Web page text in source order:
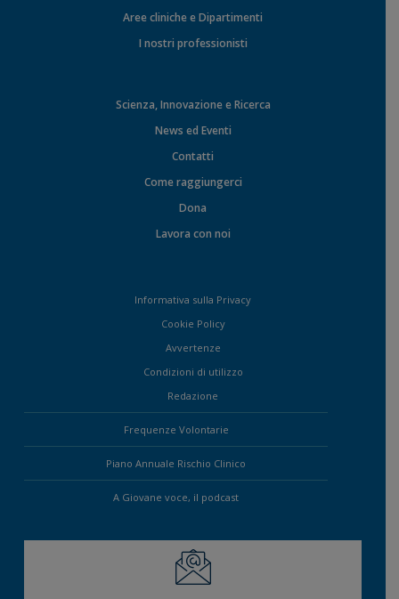
Aree cliniche e Dipartimenti
I nostri professionisti
Scienza, Innovazione e Ricerca
News ed Eventi
Contatti
Come raggiungerci
Dona
Lavora con noi
Informativa sulla Privacy
Cookie Policy
Avvertenze
Condizioni di utilizzo
Redazione
Frequenze Volontarie
Piano Annuale Rischio Clinico
A Giovane voce, il podcast